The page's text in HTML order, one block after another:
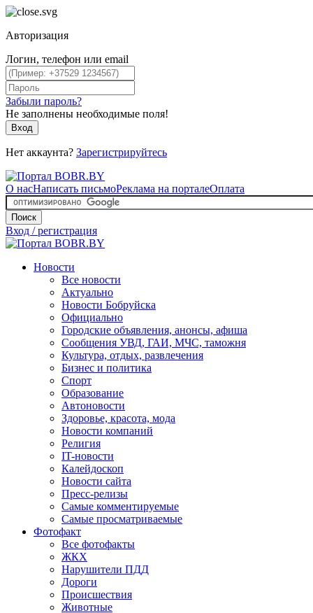
Авторизация
Логин, телефон или email
Забыли пароль?
Не заполнены необходимые поля!
Вход
Нет аккаунта? Зарегистрируйтесь
О насНаписать письмоРеклама на порталеОплата
Поиск
Вход / регистрация
Новости
Все новости
Актуально
Новости Бобруйска
Официально
Городские объявления, анонсы, афиша
Сообщения УВД, ГАИ, МЧС, таможня
Культура, отдых, развлечения
Бизнес и политика
Спорт
Образование
Автоновости
Здоровье, красота, мода
Новости компаний
Религия
IT-новости
Калейдоскоп
Новости сайта
Пресс-релизы
Самые комментируемые
Самые просматриваемые
Фотофакт
Все фотофакты
ЖКХ
Нарушители ПДД
Дороги
Происшествия
Животные